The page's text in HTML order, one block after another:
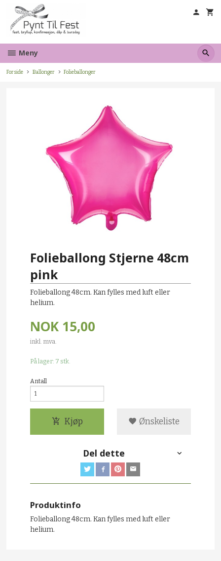
innholdet
Meny
Forside Ballonger Folieballonger
Folieballong Stjerne 48cm
pink
Folieballong 48cm. Kan fylles med luft eller
helium.
NOK 15,00
inkl. mva.
På lager: 7 stk.
Antall
Kjøp Ønskeliste
Del dette
Produktinfo
Folieballong 48cm. Kan fylles med luft eller
helium.